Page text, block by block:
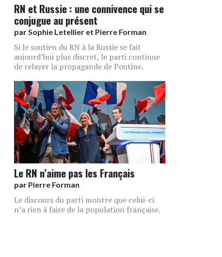
RN et Russie : une connivence qui se
conjugue au présent
par Sophie Letellier et Pierre Forman
Si le soutien du RN à la Russie se fait
aujourd’hui plus discret, le parti continue
de relayer la propagande de Poutine.
Le RN n’aime pas les Français
par Pierre Forman
Le discours du parti montre que celui-ci
n’a rien à faire de la population française.